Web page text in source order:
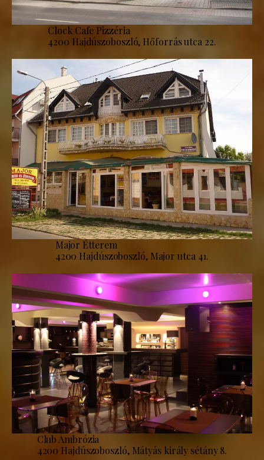
Clock Cafe Pizzéria
4200 Hajdúszoboszló, Hőforrás utca 22.
Major Étterem
4200 Hajdúszoboszló, Major utca 41.
Club Ambrózia
4200 Hajdúszoboszló, Mátyás király sétány 8.